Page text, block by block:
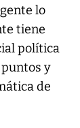
lo
tiene
política
y
de